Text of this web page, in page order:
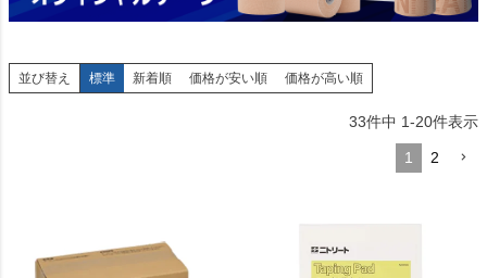
並び替え 標準 新着順 価格が安い順 価格が高い順
33件中 1-20件表示
1 2